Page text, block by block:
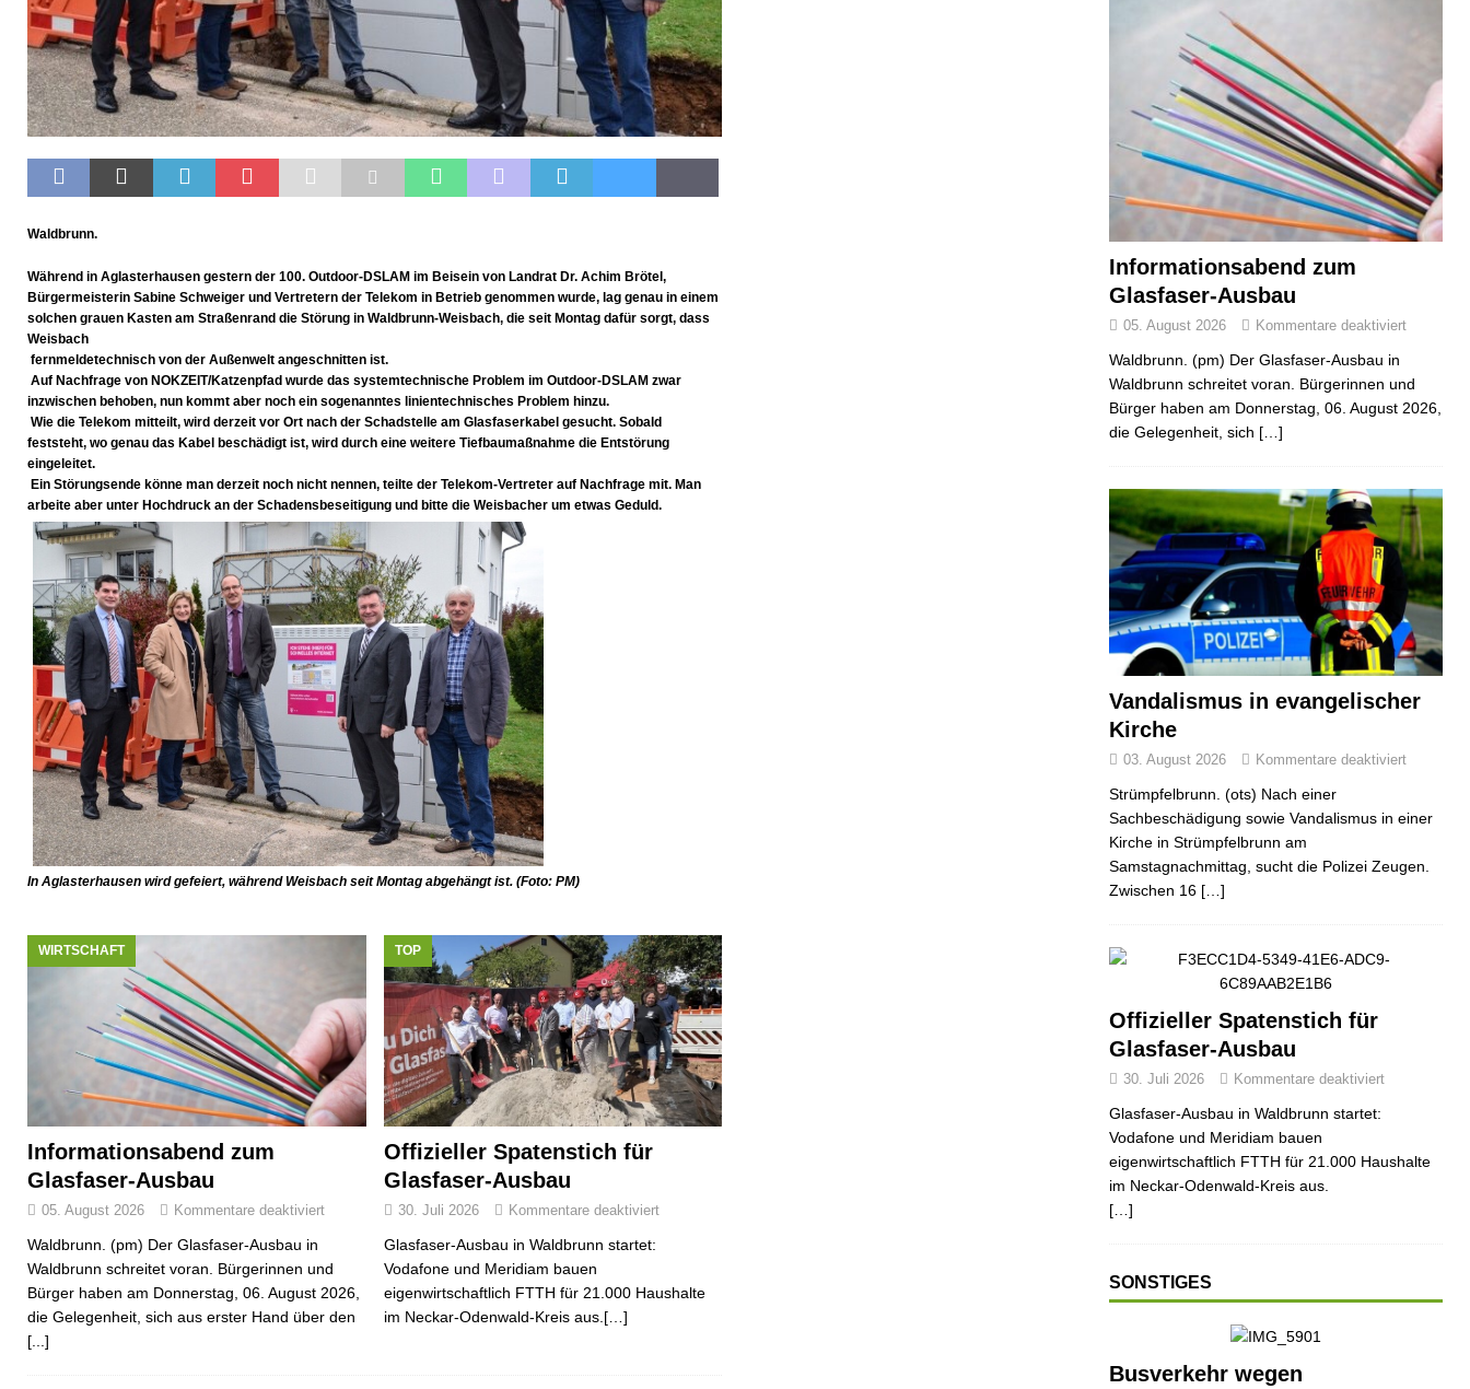
[ 05. August 2026 ] Informationsabend zum Glasfaser-Ausbau WIRTSCHAFT
Waldbrunn.
Während in Aglasterhausen gestern der 100. Outdoor-DSLAM im Beisein von Landrat Dr. Achim Brötel,
Bürgermeisterin Sabine Schweiger und Vertretern der Telekom in Betrieb genommen wurde, lag genau in einem
solchen grauen Kasten am Straßenrand die Störung in Waldbrunn-Weisbach, die seit Montag dafür sorgt, dass
Weisbach
fernmeldetechnisch von der Außenwelt angeschnitten ist.
Auf Nachfrage von NOKZEIT/Katzenpfad wurde das systemtechnische Problem im Outdoor-DSLAM zwar
inzwischen behoben, nun kommt aber noch ein sogenanntes linientechnisches Problem hinzu.
Wie die Telekom mitteilt, wird derzeit vor Ort nach der Schadstelle am Glasfaserkabel gesucht. Sobald
feststeht, wo genau das Kabel beschädigt ist, wird durch eine weitere Tiefbaumaßnahme die Entstörung
eingeleitet.
Ein Störungsende könne man derzeit noch nicht nennen, teilte der Telekom-Vertreter auf Nachfrage mit. Man
arbeite aber unter Hochdruck an der Schadensbeseitigung und bitte die Weisbacher um etwas Geduld.
In Aglasterhausen wird gefeiert, während Weisbach seit Montag abgehängt ist. (Foto: PM)
Informationsabend zum
Glasfaser-Ausbau
WIRTSCHAFT
05. August 2026 Kommentare deaktiviert
Waldbrunn. (pm) Der Glasfaser-Ausbau in
Waldbrunn schreitet voran. Bürgerinnen und
Bürger haben am Donnerstag, 06. August 2026,
die Gelegenheit, sich aus erster Hand über den
[...]
Offizieller Spatenstich für
Glasfaser-Ausbau
TOP
30. Juli 2026 Kommentare deaktiviert
Glasfaser-Ausbau in Waldbrunn startet:
Vodafone und Meridiam bauen
eigenwirtschaftlich FTTH für 21.000 Haushalte
im Neckar-Odenwald-Kreis aus.[…]
Informationsabend zum
Glasfaser-Ausbau
05. August 2026 Kommentare deaktiviert
Waldbrunn. (pm) Der Glasfaser-Ausbau in
Waldbrunn schreitet voran. Bürgerinnen und
Bürger haben am Donnerstag, 06. August 2026,
die Gelegenheit, sich […]
Vandalismus in evangelischer
Kirche
03. August 2026 Kommentare deaktiviert
Strümpfelbrunn. (ots) Nach einer
Sachbeschädigung sowie Vandalismus in einer
Kirche in Strümpfelbrunn am
Samstagnachmittag, sucht die Polizei Zeugen.
Zwischen 16 […]
Offizieller Spatenstich für
Glasfaser-Ausbau
30. Juli 2026 Kommentare deaktiviert
Glasfaser-Ausbau in Waldbrunn startet:
Vodafone und Meridiam bauen
eigenwirtschaftlich FTTH für 21.000 Haushalte
im Neckar-Odenwald-Kreis aus.
[…]
SONSTIGES
Busverkehr wegen